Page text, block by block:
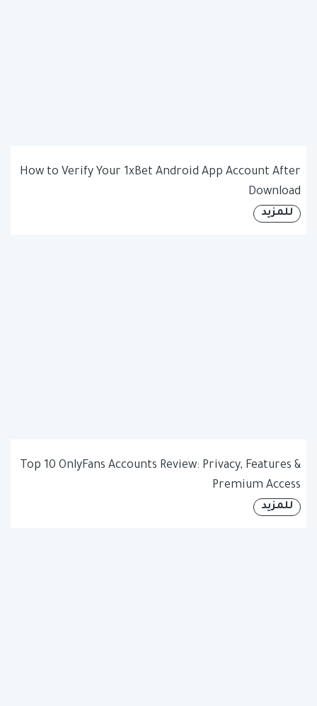
How to Verify Your 1xBet Android App Account After
Download
للمزيد
Top 10 OnlyFans Accounts Review: Privacy, Features &
Premium Access
للمزيد